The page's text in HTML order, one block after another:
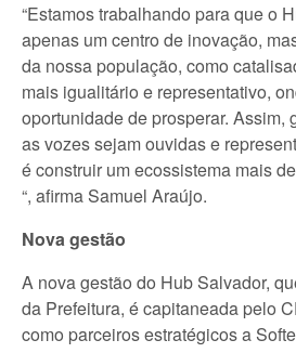
“Estamos trabalhando para que o
apenas um centro de inovação,
da nossa população, como
mais igualitário e representativo,
oportunidade de prosperar. Assim,
as vozes sejam ouvidas e
é construir um ecossistema mais
“, afirma Samuel Araújo.
Nova gestão
A nova gestão do Hub Salvador,
da Prefeitura, é capitaneada pelo
como parceiros estratégicos a